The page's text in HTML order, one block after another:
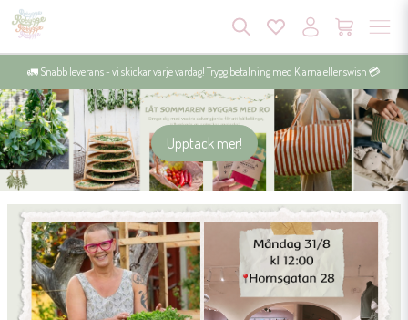
🚛 Snabb leverans - vi skickar varje vardag! Trygg betalning med Klarna eller swish 💳
Upptäck mer!